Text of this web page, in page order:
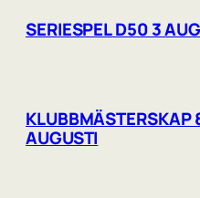
SERIESPEL D50 3
KLUBBMÄSTERSKAP
AUGUSTI